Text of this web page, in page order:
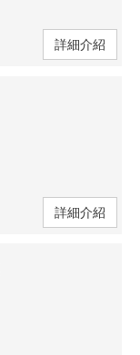
詳細介紹
詳細介紹